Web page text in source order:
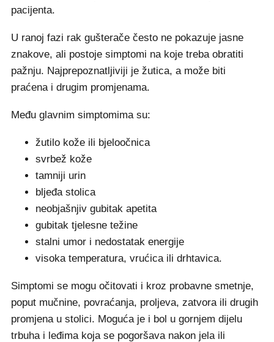
pacijenta.
U ranoj fazi rak gušterače često ne pokazuje jasne
znakove, ali postoje simptomi na koje treba obratiti
pažnju. Najprepoznatljiviji je žutica, a može biti
praćena i drugim promjenama.
Među glavnim simptomima su:
žutilo kože ili bjeloočnica
svrbež kože
tamniji urin
bljeđa stolica
neobjašnjiv gubitak apetita
gubitak tjelesne težine
stalni umor i nedostatak energije
visoka temperatura, vrućica ili drhtavica.
Simptomi se mogu očitovati i kroz probavne smetnje,
poput mučnine, povraćanja, proljeva, zatvora ili drugih
promjena u stolici. Moguća je i bol u gornjem dijelu
trbuha i leđima koja se pogoršava nakon jela ili